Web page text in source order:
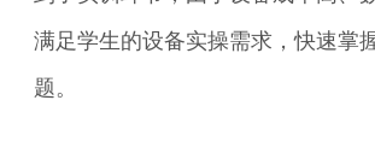
满足学生的设备实操需求，快速掌
题。